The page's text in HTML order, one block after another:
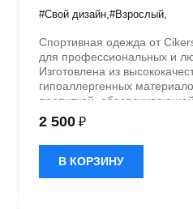
#Свой дизайн #Взрослый
Спортивная одежда от
для профессиональных и
Изготовлена из
гипоаллергенных
пропиткой,
быстрое влагоотведение.
эластичностью в 5
дизайном.
2 500 ₽
В КОРЗИНУ